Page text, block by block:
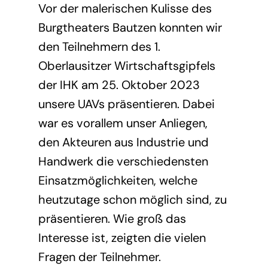
Vor der malerischen Kulisse des
Burgtheaters Bautzen konnten wir
den Teilnehmern des 1.
Oberlausitzer Wirtschaftsgipfels
der IHK am 25. Oktober 2023
unsere UAVs präsentieren. Dabei
war es vorallem unser Anliegen,
den Akteuren aus Industrie und
Handwerk die verschiedensten
Einsatzmöglichkeiten, welche
heutzutage schon möglich sind, zu
präsentieren. Wie groß das
Interesse ist, zeigten die vielen
Fragen der Teilnehmer.